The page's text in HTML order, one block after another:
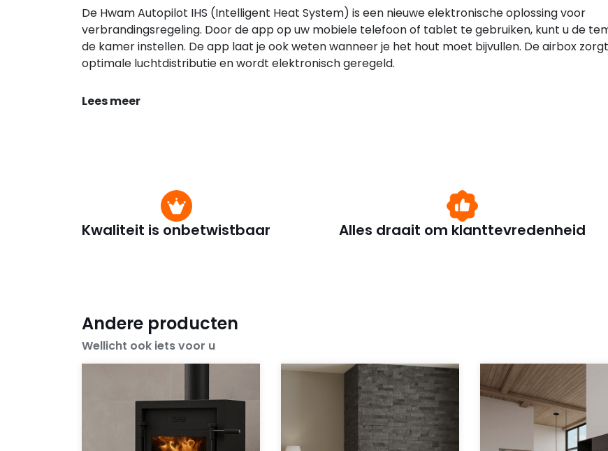
De Hwam Autopilot IHS (Intelligent Heat System) is een nieuwe elektronische oplossing voor
verbrandingsregeling. Door de app op uw mobiele telefoon of tablet te gebruiken, kunt u de
de kamer instellen. De app laat je ook weten wanneer je het hout moet bijvullen. De airbox
optimale luchtdistributie en wordt elektronisch geregeld.
Lees meer
Kwaliteit is onbetwistbaar Alles draait om klanttevredenheid
Andere producten
Wellicht ook iets voor u